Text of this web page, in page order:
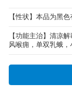
【性状】本品为黑
【功能主治】清凉
风喉痈，单双乳蛾